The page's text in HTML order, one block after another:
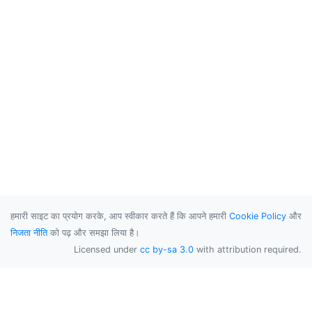
हमारी साइट का प्रयोग करके, आप स्वीकार करते हैं कि आपने हमारी Cookie Policy और
निजता नीतिको पढ़ और समझा लिया है।
Licensed under cc by-sa 3.0 with attribution required.